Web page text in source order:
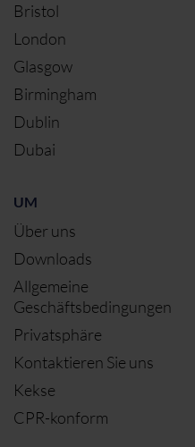
Bristol
London
Glasgow
Birmingham
Dublin
Dubai
UM
Über uns
Downloads
Allgemeine
Geschäftsbedingungen
Privatsphäre
Kontaktieren Sie uns
Kekse
CPR-konform